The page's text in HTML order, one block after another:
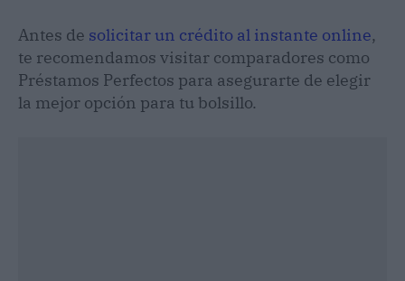
Antes de solicitar un crédito al instante online,
te recomendamos visitar comparadores como
Préstamos Perfectos para asegurarte de elegir
la mejor opción para tu bolsillo.